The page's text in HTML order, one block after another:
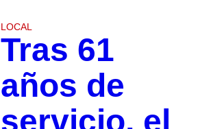
LOCAL
Tras 61
años de
servicio, el